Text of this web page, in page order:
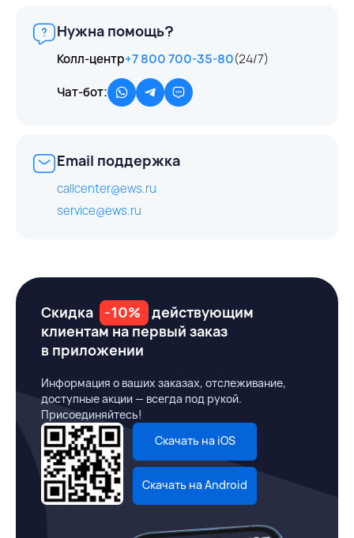
Нужна помощь?
Колл-центр+7 800 700-35-80(24/7)
Чат-бот:
Email поддержка
callcenter@ews.ru
service@ews.ru
Скидка -10%
действующим
клиентам на первый заказ
в приложении
Информация о ваших заказах, отслеживание,
доступные акции — всегда под рукой.
Присоединяйтесь!
Скачать на iOS
Скачать на Android